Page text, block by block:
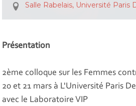
Salle Rabelais, Université Paris
Présentation
2ème colloque sur les Femmes
20 et 21 mars à L'Université Paris
avec le Laboratoire VIP